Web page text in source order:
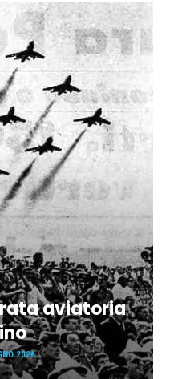
aviatoria
2026